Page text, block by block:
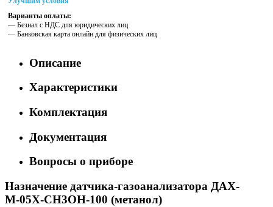
Варианты оплаты:
— Безнал с НДС для юридических лиц
— Банковская карта онлайн для физических лиц
Описание
Характеристики
Комплектация
Документация
Вопросы о приборе
Назначение датчика-газоанализатора ДАХ-
М-05Х-CH3OH-100 (метанол)